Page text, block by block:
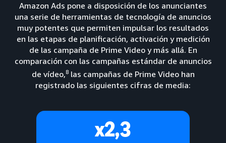
Amazon Ads pone a disposición de los anunciantes
una serie de herramientas de tecnología de anuncios
muy potentes que permiten impulsar los resultados
en las etapas de planificación, activación y medición
de las campaña de Prime Video y más allá. En
comparación con las campañas estándar de anuncios
de vídeo,8las campañas de Prime Video han
registrado las siguientes cifras de media:
x2,3